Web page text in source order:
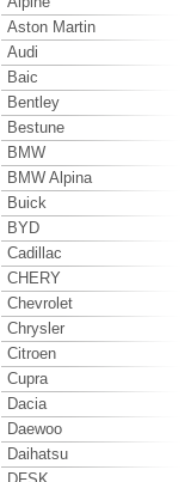
Aston Martin
Audi
Baic
Bentley
Bestune
BMW
BMW Alpina
Buick
BYD
Cadillac
CHERY
Chevrolet
Chrysler
Citroen
Cupra
Dacia
Daewoo
Daihatsu